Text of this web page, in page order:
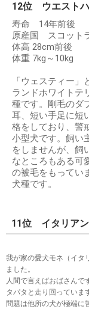
12位 ウエスト
寿命 14年前後
原産国 スコット
体高 28cm前後
体重 7kg～10kg
「ウェスティー
ランドホワイトテ
種です。剛毛のダ
耳、短い手足に短
格をしており、警
小型犬です。飼い
をしませんが、飼
なところもある可
の被毛をもってい
犬種です。
11位 イタリアン
我が家の愛犬モネ（イタ
ました。
人間で言えばおばさんで
タパタと走り回っていま
問題は他所の犬が極端に